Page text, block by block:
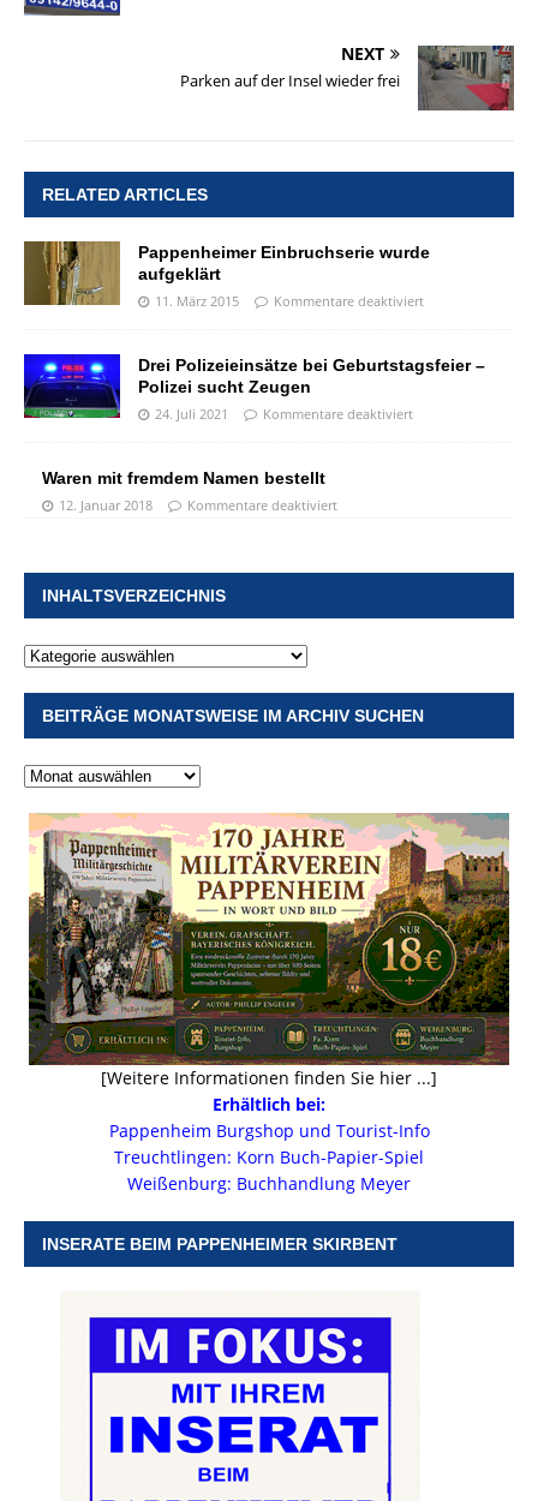
NEXT
Parken auf der Insel wieder frei
RELATED ARTICLES
Pappenheimer Einbruchserie wurde
aufgeklärt
11. März 2015 Kommentare deaktiviert
Drei Polizeieinsätze bei Geburtstagsfeier –
Polizei sucht Zeugen
24. Juli 2021 Kommentare deaktiviert
Waren mit fremdem Namen bestellt
12. Januar 2018 Kommentare deaktiviert
INHALTSVERZEICHNIS
BEITRÄGE MONATSWEISE IM ARCHIV SUCHEN
[Weitere Informationen finden Sie hier ...]
Erhältlich bei:
Pappenheim Burgshop und Tourist-Info
Treuchtlingen: Korn Buch-Papier-Spiel
Weißenburg: Buchhandlung Meyer
INSERATE BEIM PAPPENHEIMER SKIRBENT